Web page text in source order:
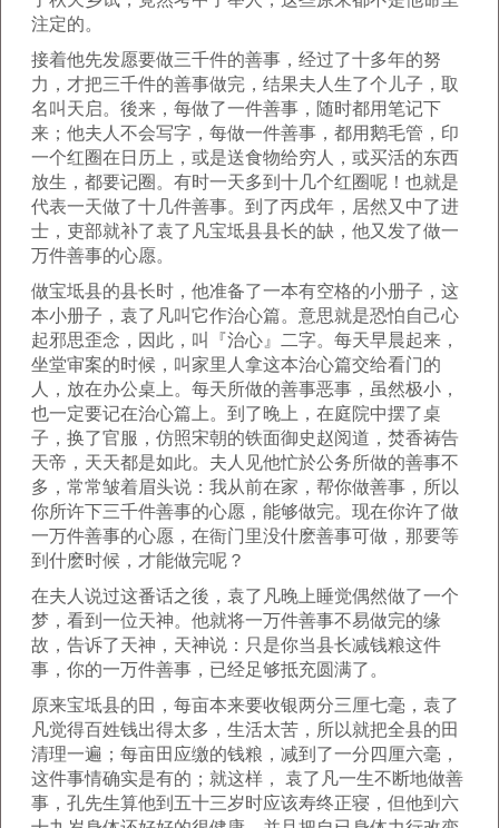
注定的。
接着他先发愿要做三千件的善事，经过了十多年的努
力，才把三千件的善事做完，结果夫人生了个儿子，取
名叫天启。後来，每做了一件善事，随时都用笔记下
来；他夫人不会写字，每做一件善事，都用鹅毛管，印
一个红圈在日历上，或是送食物给穷人，或买活的东西
放生，都要记圈。有时一天多到十几个红圈呢！也就是
代表一天做了十几件善事。到了丙戌年，居然又中了进
士，吏部就补了袁了凡宝坻县县长的缺，他又发了做一
万件善事的心愿。
做宝坻县的县长时，他准备了一本有空格的小册子，这
本小册子，袁了凡叫它作治心篇。意思就是恐怕自己心
起邪思歪念，因此，叫『治心』二字。每天早晨起来，
坐堂审案的时候，叫家里人拿这本治心篇交给看门的
人，放在办公桌上。每天所做的善事恶事，虽然极小，
也一定要记在治心篇上。到了晚上，在庭院中摆了桌
子，换了官服，仿照宋朝的铁面御史赵阅道，焚香祷告
天帝，天天都是如此。夫人见他忙於公务所做的善事不
多，常常皱着眉头说：我从前在家，帮你做善事，所以
你所许下三千件善事的心愿，能够做完。现在你许了做
一万件善事的心愿，在衙门里没什麽善事可做，那要等
到什麽时候，才能做完呢？
在夫人说过这番话之後，袁了凡晚上睡觉偶然做了一个
梦，看到一位天神。他就将一万件善事不易做完的缘
故，告诉了天神，天神说：只是你当县长减钱粮这件
事，你的一万件善事，已经足够抵充圆满了。
原来宝坻县的田，每亩本来要收银两分三厘七毫，袁了
凡觉得百姓钱出得太多，生活太苦，所以就把全县的田
清理一遍；每亩田应缴的钱粮，减到了一分四厘六毫，
这件事情确实是有的；就这样， 袁了凡一生不断地做善
事，孔先生算他到五十三岁时应该寿终正寝，但他到六